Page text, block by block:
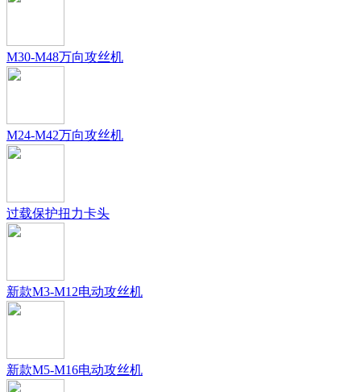
M30-M48万向攻丝机
M24-M42万向攻丝机
过载保护扭力卡头
新款M3-M12电动攻丝机
新款M5-M16电动攻丝机